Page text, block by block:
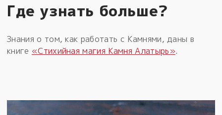
Где узнать больше?
Знания о том, как работать с Камнями, даны в
книге «Стихийная магия Камня Алатырь».